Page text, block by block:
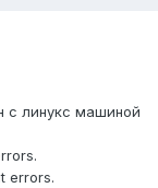
с линукс машиной
errors.